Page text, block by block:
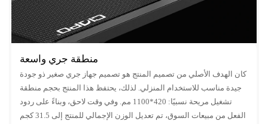
منطقة جري واسعة
كان الهدف الأصلي من تصميم المنتج هو تصميم جهاز جري صغير ذو جودة
جيدة مناسب للاستخدام المنزلي. لذلك، يحتفظ هذا المنتج بحجم منطقة
تشغيل مريحة نسبيًا: 420*1100 مم. وفي وقت لاحق، وبناءً على ردود
الفعل من مبيعات السوق، تم تعديل الوزن الإجمالي للمنتج إلى 31.5 كجم